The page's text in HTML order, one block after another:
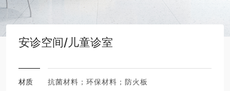
安诊空间/儿童诊室
材质 抗菌材料；环保材料；防火板